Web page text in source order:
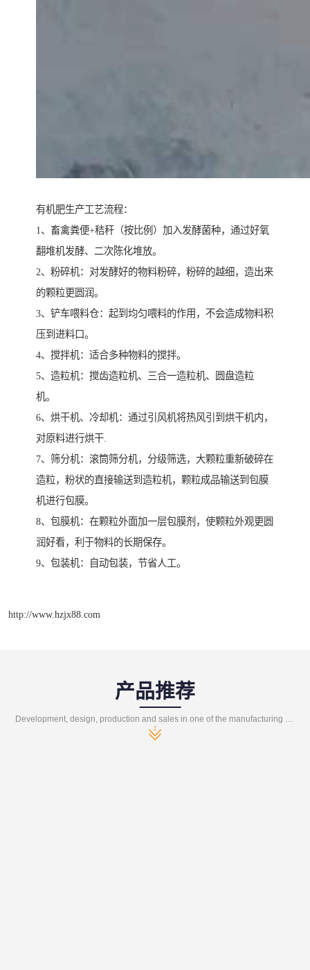
有机肥生产工艺流程：
1、畜禽粪便+秸秆（按比例）加入发酵菌种，通过好氧
翻堆机发酵、二次陈化堆放。
2、粉碎机：对发酵好的物料粉碎，粉碎的越细，造出来
的颗粒更圆润。
3、铲车喂料仓：起到均匀喂料的作用，不会造成物料积
压到进料口。
4、搅拌机：适合多种物料的搅拌。
5、造粒机：搅齿造粒机、三合一造粒机、圆盘造粒
机。
6、烘干机、冷却机：通过引风机将热风引到烘干机内，
对原料进行烘干.
7、筛分机：滚筒筛分机，分级筛选，大颗粒重新破碎在
造粒，粉状的直接输送到造粒机，颗粒成品输送到包膜
机进行包膜。
8、包膜机：在颗粒外面加一层包膜剂，使颗粒外观更圆
润好看，利于物料的长期保存。
9、包装机：自动包装，节省人工。
http://www.hzjx88.com
产品推荐
Development, design, production and sales in one of the manufacturing enterprises